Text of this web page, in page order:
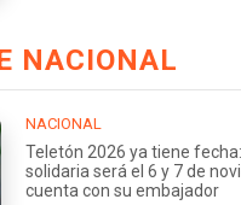
NACIONAL
NACIONAL
Teletón 2026 ya tiene
solidaria será el 6 y 7 de
cuenta con su embajador